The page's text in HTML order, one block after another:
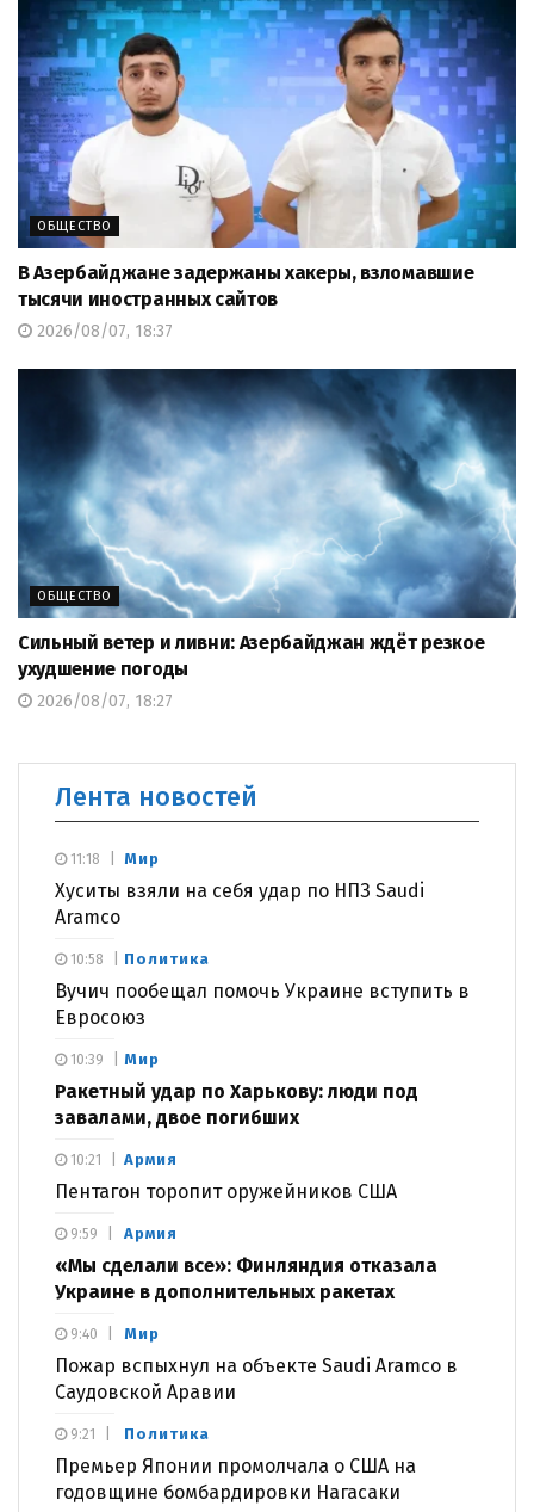
ОБЩЕСТВО
В Азербайджане задержаны хакеры, взломавшие
тысячи иностранных сайтов
2026/08/07, 18:37
ОБЩЕСТВО
Сильный ветер и ливни: Азербайджан ждёт резкое
ухудшение погоды
2026/08/07, 18:27
Лента новостей
Мир
Хуситы взяли на себя удар по НПЗ Saudi
Aramco
11:18
Политика
Вучич пообещал помочь Украине вступить в
Евросоюз
10:58
Мир
Ракетный удар по Харькову: люди под
завалами, двое погибших
10:39
Армия
Пентагон торопит оружейников США
10:21
Армия
«Мы сделали все»: Финляндия отказала
Украине в дополнительных ракетах
9:59
Мир
Пожар вспыхнул на объекте Saudi Aramco в
Саудовской Аравии
9:40
Политика
Премьер Японии промолчала о США на
годовщине бомбардировки Нагасаки
9:21